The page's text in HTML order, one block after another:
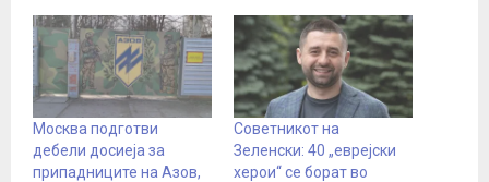
Москва подготви
дебели досиеја за
припадниците на Азов,
Советникот на
Зеленски: 40 „еврејски
херои“ се борат во